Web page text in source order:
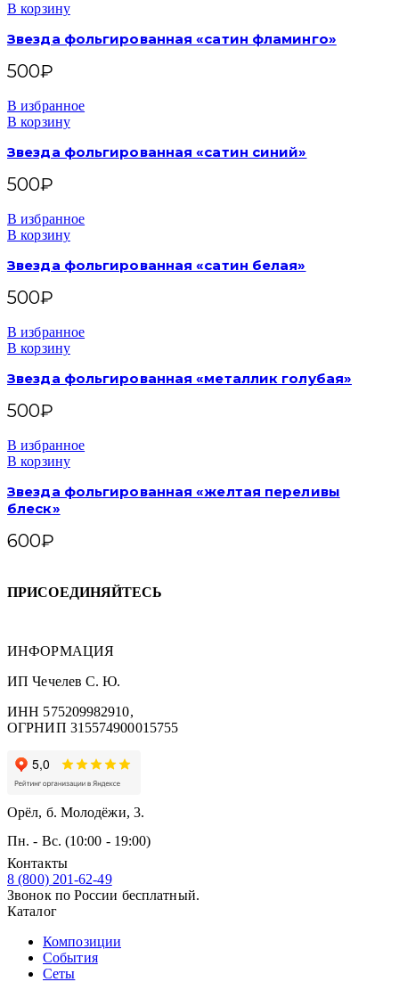
В корзину
Звезда фольгированная «сатин фламинго»
500₽
В избранное
В корзину
Звезда фольгированная «сатин синий»
500₽
В избранное
В корзину
Звезда фольгированная «сатин белая»
500₽
В избранное
В корзину
Звезда фольгированная «металлик голубая»
500₽
В избранное
В корзину
Звезда фольгированная «желтая переливы
блеск»
600₽
ПРИСОЕДИНЯЙТЕСЬ
ИНФОРМАЦИЯ
ИП Чечелев С. Ю.
ИНН 575209982910,
ОГРНИП 315574900015755
Орёл, б. Молодёжи, 3.
Пн. - Вс. (10:00 - 19:00)
Контакты
8 (800) 201-62-49
Звонок по России бесплатный.
Каталог
Композиции
События
Сеты